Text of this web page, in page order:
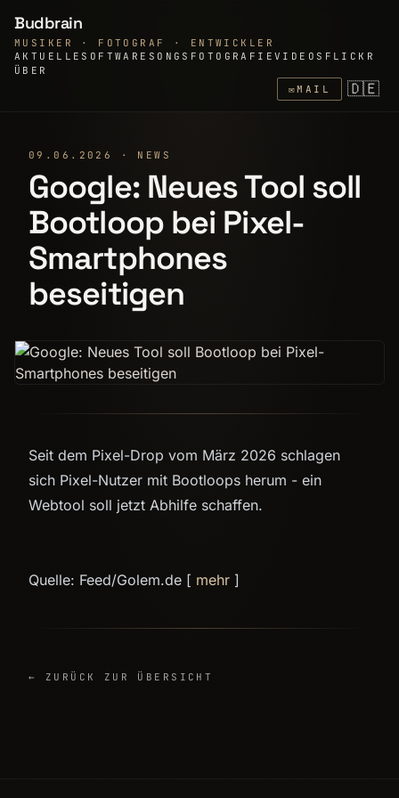
Budbrain
MUSIKER · FOTOGRAF · ENTWICKLER
AKTUELLE SOFTWARE SONGS FOTOGRAFIEVIDEOS FLICKR
ÜBER
✉MAIL 🇩🇪
09.06.2026 · NEWS
Google: Neues Tool soll
Bootloop bei Pixel-
Smartphones
beseitigen
Seit dem Pixel-Drop vom März 2026 schlagen
sich Pixel-Nutzer mit Bootloops herum - ein
Webtool soll jetzt Abhilfe schaffen.
Quelle: Feed/Golem.de [ mehr ]
← ZURÜCK ZUR ÜBERSICHT